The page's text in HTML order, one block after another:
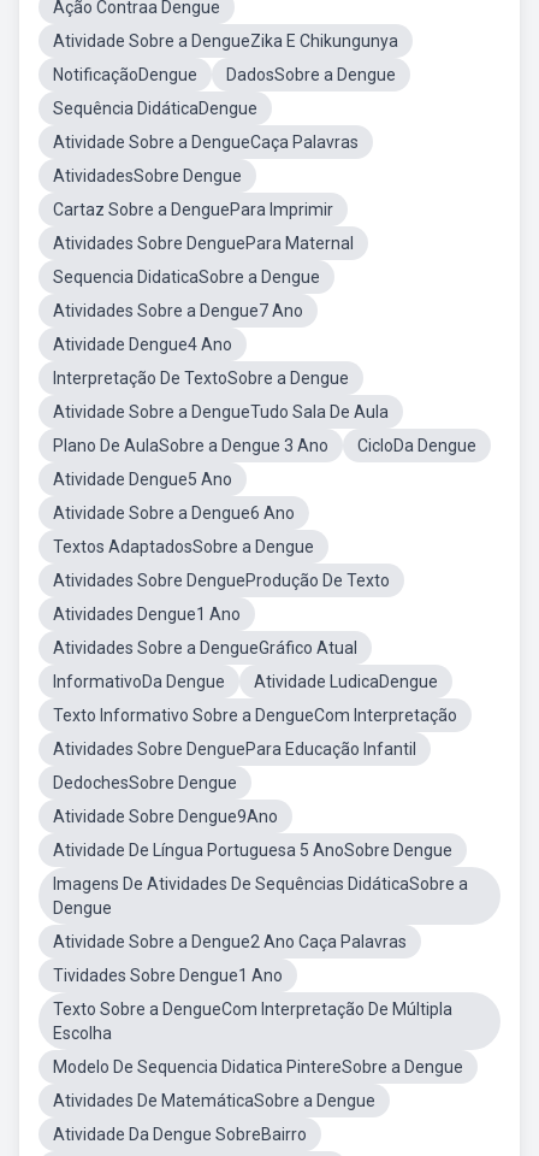
Ação Contraa Dengue
Atividade Sobre a DengueZika E Chikungunya
NotificaçãoDengue
DadosSobre a Dengue
Sequência DidáticaDengue
Atividade Sobre a DengueCaça Palavras
AtividadesSobre Dengue
Cartaz Sobre a DenguePara Imprimir
Atividades Sobre DenguePara Maternal
Sequencia DidaticaSobre a Dengue
Atividades Sobre a Dengue7 Ano
Atividade Dengue4 Ano
Interpretação De TextoSobre a Dengue
Atividade Sobre a DengueTudo Sala De Aula
Plano De AulaSobre a Dengue 3 Ano
CicloDa Dengue
Atividade Dengue5 Ano
Atividade Sobre a Dengue6 Ano
Textos AdaptadosSobre a Dengue
Atividades Sobre DengueProdução De Texto
Atividades Dengue1 Ano
Atividades Sobre a DengueGráfico Atual
InformativoDa Dengue
Atividade LudicaDengue
Texto Informativo Sobre a DengueCom Interpretação
Atividades Sobre DenguePara Educação Infantil
DedochesSobre Dengue
Atividade Sobre Dengue9Ano
Atividade De Língua Portuguesa 5 AnoSobre Dengue
Imagens De Atividades De Sequências DidáticaSobre a
Dengue
Atividade Sobre a Dengue2 Ano Caça Palavras
Tividades Sobre Dengue1 Ano
Texto Sobre a DengueCom Interpretação De Múltipla
Escolha
Modelo De Sequencia Didatica PintereSobre a Dengue
Atividades De MatemáticaSobre a Dengue
Atividade Da Dengue SobreBairro